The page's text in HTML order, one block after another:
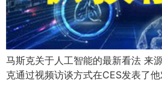
马斯克关于人工智能的最新看法 来
克通过视频访谈方式在CES发表了他